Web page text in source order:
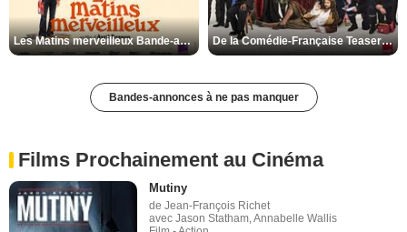
Les Matins merveilleux Bande-annonce VF De la Comédie-Française Teaser VF
Bandes-annonces à ne pas manquer
Films Prochainement au Cinéma
Mutiny
de Jean-François Richet
avec Jason Statham, Annabelle Wallis